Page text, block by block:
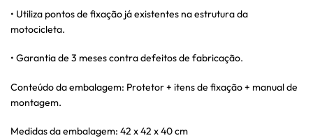
• Utiliza pontos de fixação já existentes na estrutura da
motocicleta.
• Garantia de 3 meses contra defeitos de fabricação.
Conteúdo da embalagem: Protetor + itens de fixação + manual de
montagem.
Medidas da embalagem: 42 x 42 x 40 cm